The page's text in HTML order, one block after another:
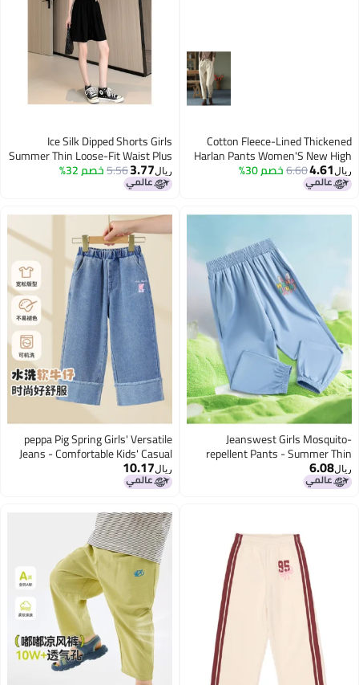
Cotton Fleece-Lined
Harlan Pants Women'S
Waist Slimming Plus Size
Girl Warm
6.60خصم 30%
Ice Silk Dipped Shorts Girls
Summer Thin Loose-Fit Waist Plus
Size Straight Cool Straight Simple
Wide-Leg Pants
3.77
5.56خصم 32%
Jeanswest Girls
repellent Pants -
Fabric, Mid-large Kids
Elastic Ankle Cuffs,
peppa Pig Spring Girls' Versatile
Jeans - Comfortable Kids' Casual
10.17